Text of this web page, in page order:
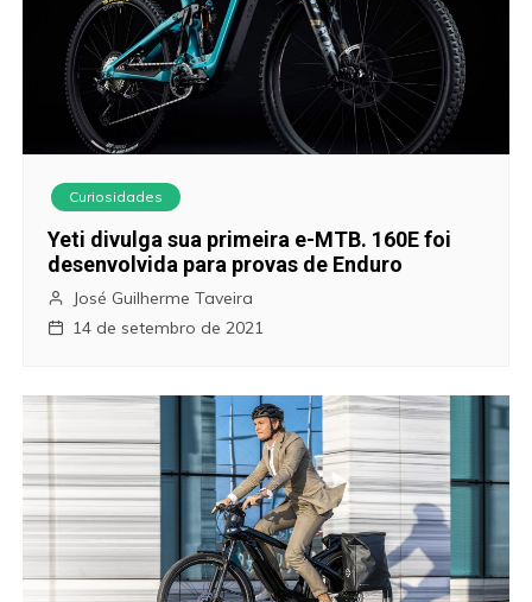
Curiosidades
Yeti divulga sua primeira e-MTB. 160E foi
desenvolvida para provas de Enduro
José Guilherme Taveira
14 de setembro de 2021